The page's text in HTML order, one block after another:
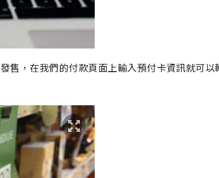
發售，在我們的付款頁面上輸入預付卡資訊就可以